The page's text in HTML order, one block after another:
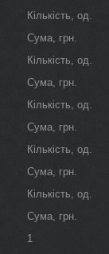
Кількість, од.
Сума, грн.
Кількість, од.
Сума, грн.
Кількість, од.
Сума, грн.
Кількість, од.
Сума, грн.
Кількість, од.
Сума, грн.
1